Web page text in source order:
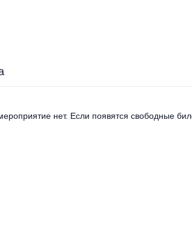
нет. Если появятся свободные